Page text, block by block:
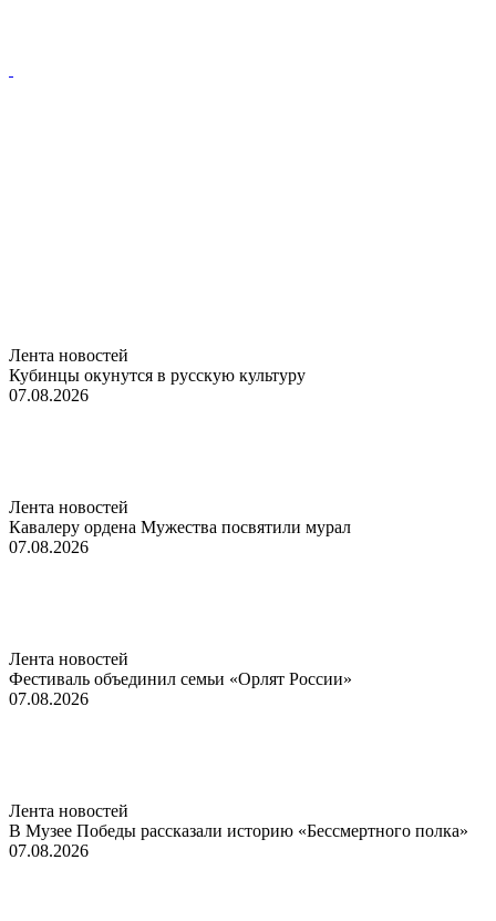
Лента новостей
Кубинцы окунутся в русскую культуру
07.08.2026
Лента новостей
Кавалеру ордена Мужества посвятили мурал
07.08.2026
Лента новостей
Фестиваль объединил семьи «Орлят России»
07.08.2026
Лента новостей
В Музее Победы рассказали историю «Бессмертного полка»
07.08.2026